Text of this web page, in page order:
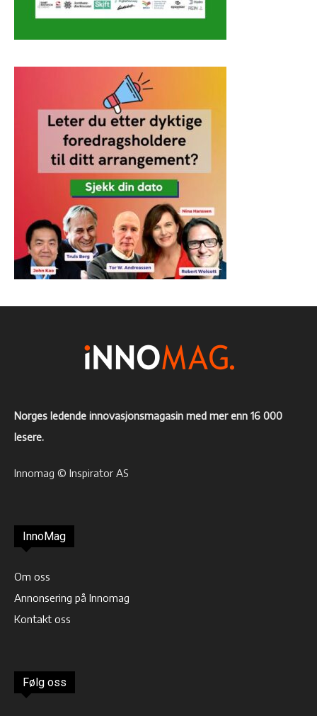
Norges ledende innovasjonsmagasin med mer enn 16 000
lesere.
Innomag © Inspirator AS
InnoMag
Om oss
Annonsering på Innomag
Kontakt oss
Følg oss